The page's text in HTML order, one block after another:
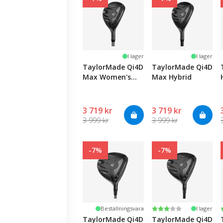
I lager
TaylorMade Qi4D
Max Women's
3 719 kr
3 999 kr
I lager
TaylorMade Qi4D
Max Hybrid
3 719 kr
3 999 kr
-7%
Beställningsvara
TaylorMade Qi4D
-7%
Betyg:
3.0 utav 5 stjärnor
I lager
TaylorMade Qi4D